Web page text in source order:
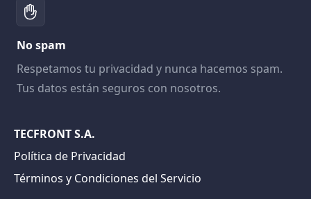
No spam
Respetamos tu privacidad y nunca hacemos spam.
Tus datos están seguros con nosotros.
TECFRONT S.A.
Política de Privacidad
Términos y Condiciones del Servicio